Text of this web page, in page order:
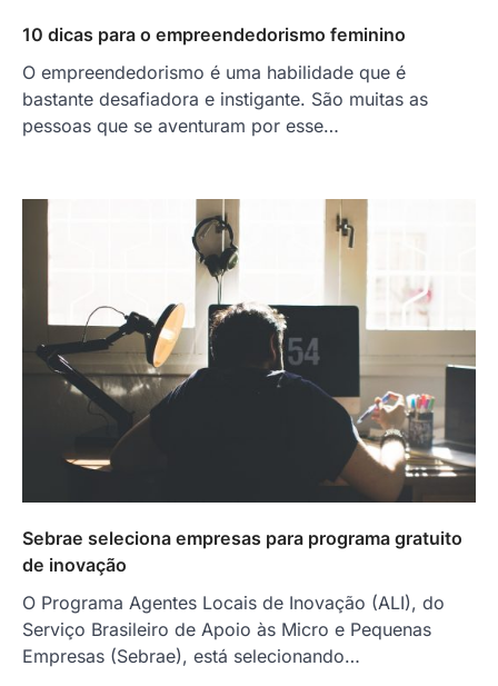
10 dicas para o empreendedorismo feminino
O empreendedorismo é uma habilidade que é
bastante desafiadora e instigante. São muitas as
pessoas que se aventuram por esse…
Sebrae seleciona empresas para programa gratuito
de inovação
O Programa Agentes Locais de Inovação (ALI), do
Serviço Brasileiro de Apoio às Micro e Pequenas
Empresas (Sebrae), está selecionando…